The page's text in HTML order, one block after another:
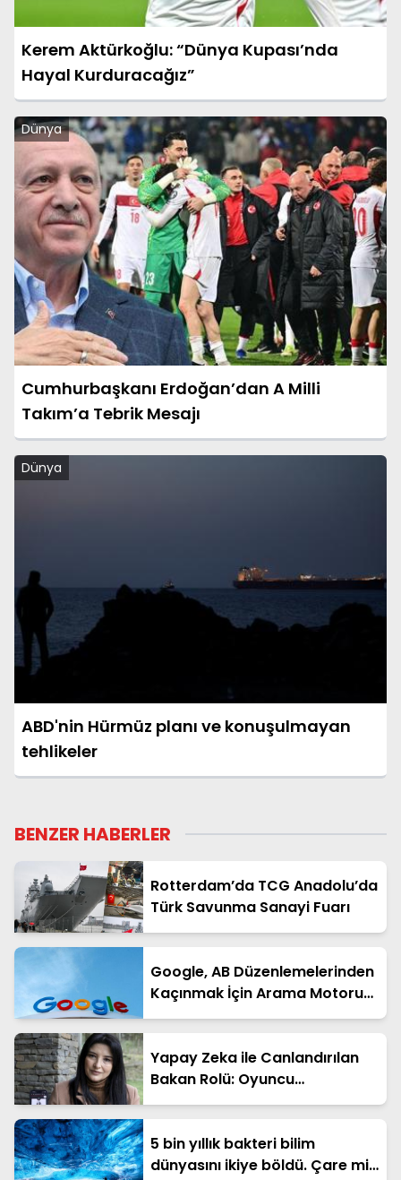
Kerem Aktürkoğlu: “Dünya Kupası’nda
Hayal Kurduracağız”
Dünya
Cumhurbaşkanı Erdoğan’dan A Milli
Takım’a Tebrik Mesajı
Dünya
ABD'nin Hürmüz planı ve konuşulmayan
tehlikeler
BENZER HABERLER
Rotterdam’da TCG Anadolu’da
Türk Savunma Sanayi Fuarı
Google, AB Düzenlemelerinden
Kaçınmak İçin Arama Motoru
Algoritmasını Değiştiriyor
Yapay Zeka ile Canlandırılan
Bakan Rolü: Oyuncu
"Gördüğümde Ağladım"
5 bin yıllık bakteri bilim
dünyasını ikiye böldü. Çare mi